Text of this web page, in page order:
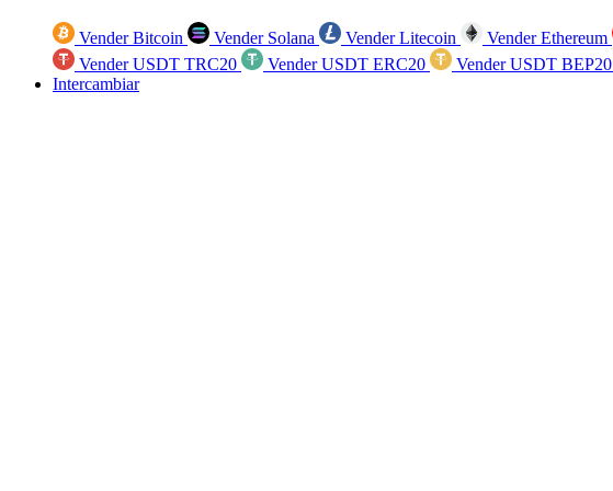
Vender Bitcoin Vender Solana Vender Litecoin Vender Ethereum
Vender USDT TRC20
Vender USDT ERC20 Vender USDT BEP20
Intercambiar